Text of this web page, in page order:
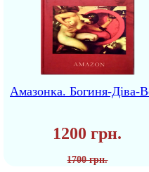
Амазонка. Богиня-Діва-
1200 грн.
1700 грн.